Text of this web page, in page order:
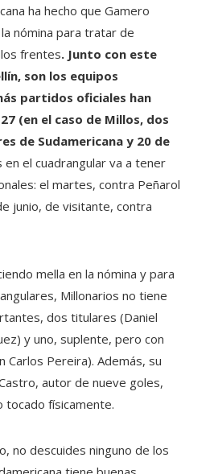
ha hecho que Gamero
nómina para tratar de
frentes. Junto con este
son los equipos
partidos oficiales han
(en el caso de Millos, dos
de Sudamericana y 20 de
​​​​en el cuadrangular va a tener
el martes, contra Peñarol
junio, de visitante, contra
mella en la nómina y para
Millonarios no tiene
dos titulares (Daniel
y uno, suplente, pero con
Carlos Pereira). Además, su
autor de nueve goles,
tocado físicamente.
no descuides ninguno de los